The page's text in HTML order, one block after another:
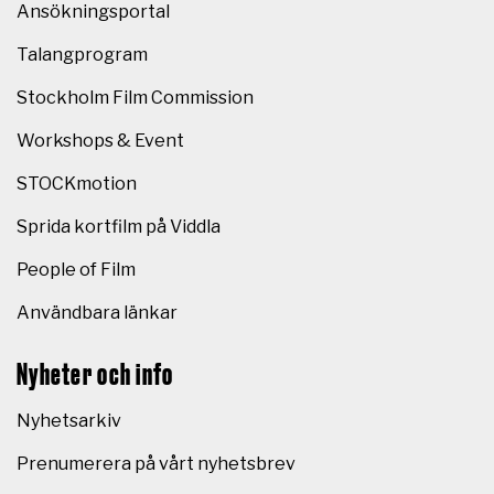
Ansökningsportal
Talangprogram
Stockholm Film Commission
Workshops & Event
STOCKmotion
Sprida kortfilm på Viddla
People of Film
Användbara länkar
Nyheter och info
Nyhetsarkiv
Prenumerera på vårt nyhetsbrev